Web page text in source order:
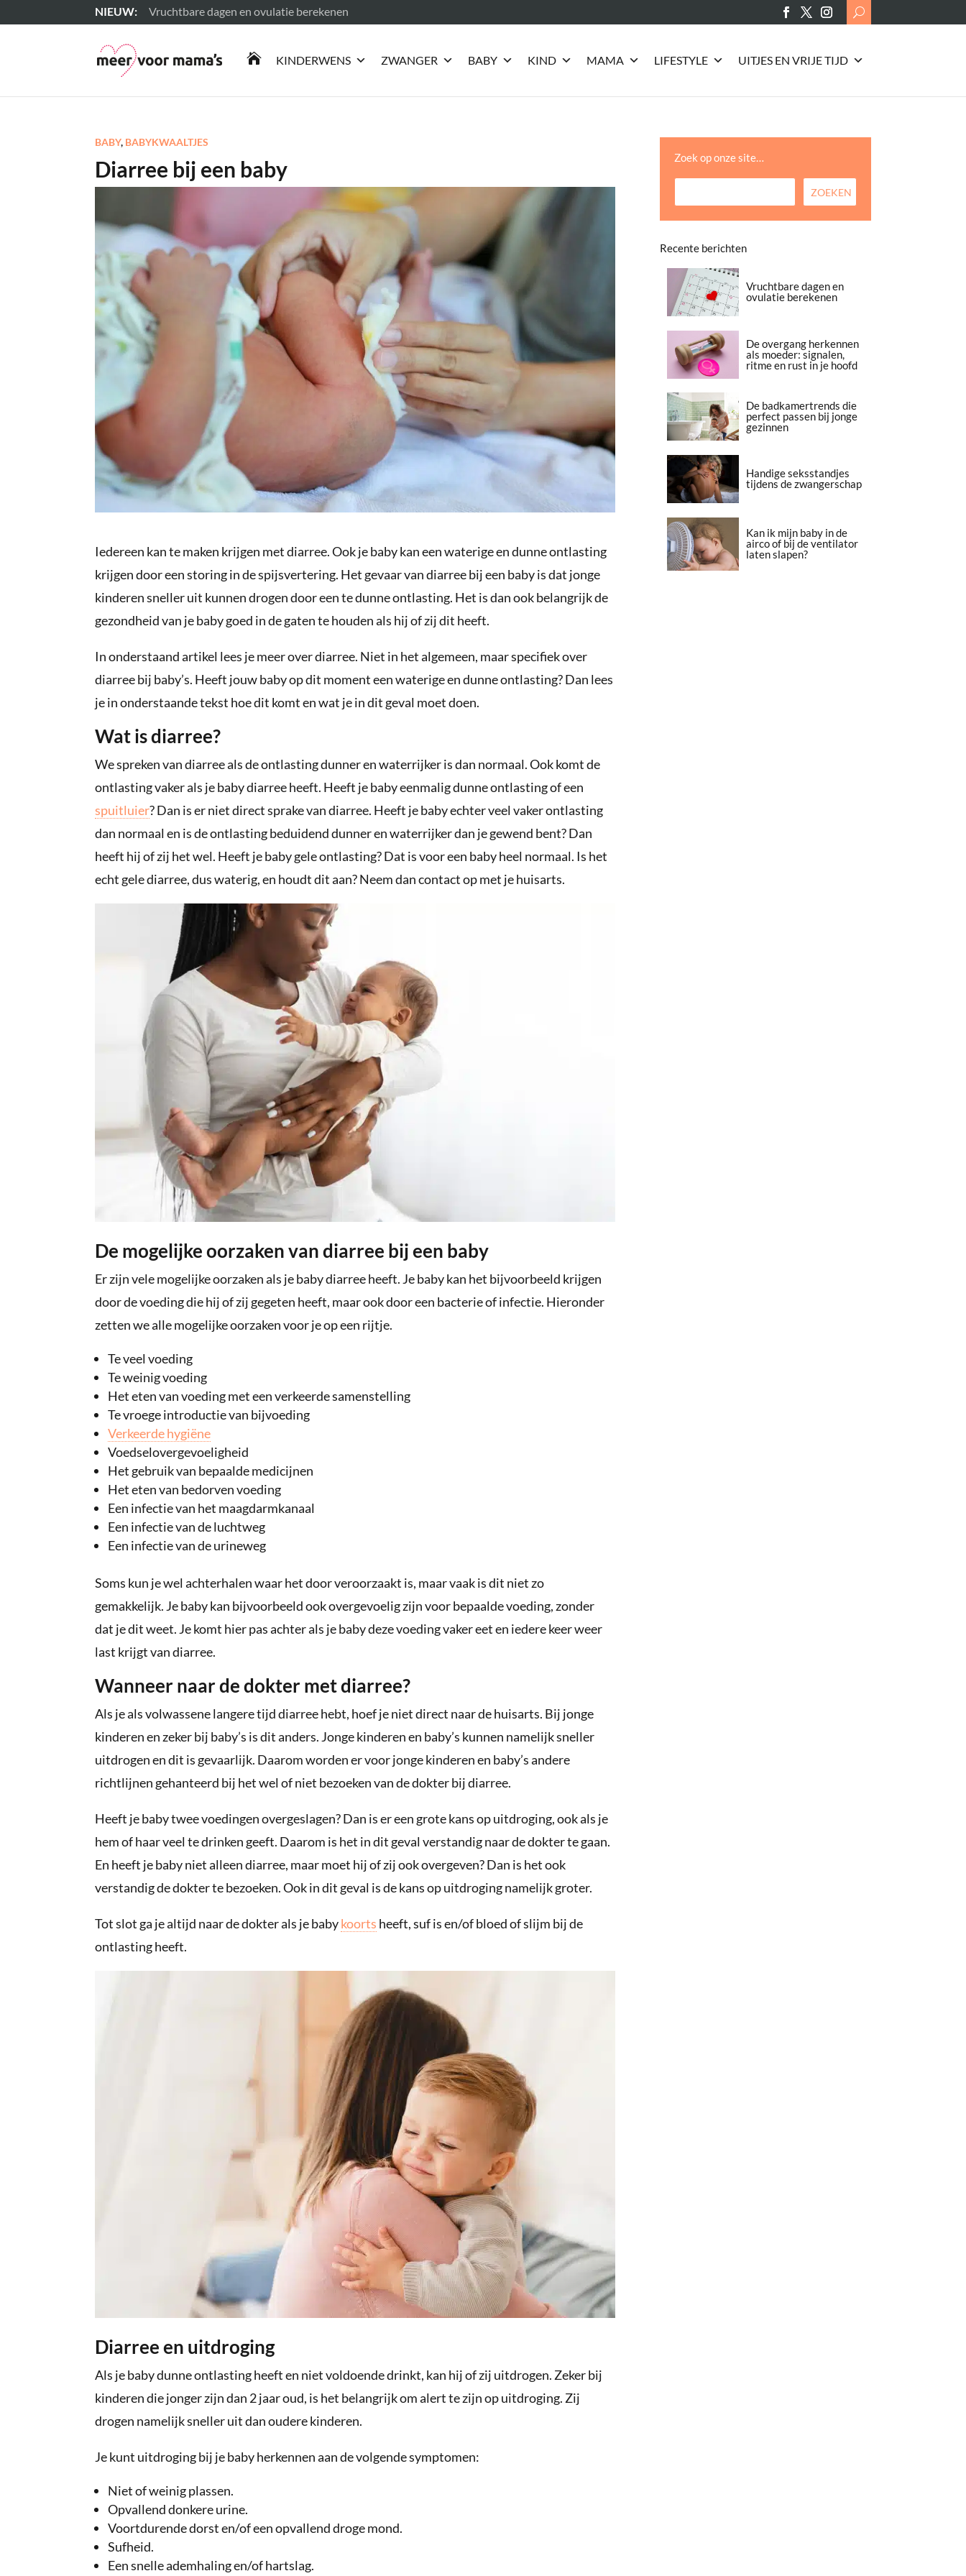
Vruchtbare dagen en ovulatie berekenen
Lees meer
Search
for:
 KINDERWENS ZWANGER BABY KIND MAMA LIFESTYLE UITJES EN VRIJE TIJD
BABY, BABYKWAALTJES
Diarree bij een baby
Iedereen kan te maken krijgen met diarree. Ook je baby kan een waterige en dunne ontlasting
krijgen door een storing in de spijsvertering. Het gevaar van diarree bij een baby is dat jonge
kinderen sneller uit kunnen drogen door een te dunne ontlasting. Het is dan ook belangrijk de
gezondheid van je baby goed in de gaten te houden als hij of zij dit heeft.
In onderstaand artikel lees je meer over diarree. Niet in het algemeen, maar specifiek over
diarree bij baby’s. Heeft jouw baby op dit moment een waterige en dunne ontlasting? Dan lees
je in onderstaande tekst hoe dit komt en wat je in dit geval moet doen.
Wat is diarree?
We spreken van diarree als de ontlasting dunner en waterrijker is dan normaal. Ook komt de
ontlasting vaker als je baby diarree heeft. Heeft je baby eenmalig dunne ontlasting of een
spuitluier? Dan is er niet direct sprake van diarree. Heeft je baby echter veel vaker ontlasting
dan normaal en is de ontlasting beduidend dunner en waterrijker dan je gewend bent? Dan
heeft hij of zij het wel. Heeft je baby gele ontlasting? Dat is voor een baby heel normaal. Is het
echt gele diarree, dus waterig, en houdt dit aan? Neem dan contact op met je huisarts.
De mogelijke oorzaken van diarree bij een baby
Er zijn vele mogelijke oorzaken als je baby diarree heeft. Je baby kan het bijvoorbeeld krijgen
door de voeding die hij of zij gegeten heeft, maar ook door een bacterie of infectie. Hieronder
zetten we alle mogelijke oorzaken voor je op een rijtje.
Te veel voeding
Te weinig voeding
Het eten van voeding met een verkeerde samenstelling
Te vroege introductie van bijvoeding
Verkeerde hygiëne
Voedselovergevoeligheid
Het gebruik van bepaalde medicijnen
Het eten van bedorven voeding
Een infectie van het maagdarmkanaal
Een infectie van de luchtweg
Een infectie van de urineweg
Soms kun je wel achterhalen waar het door veroorzaakt is, maar vaak is dit niet zo
gemakkelijk. Je baby kan bijvoorbeeld ook overgevoelig zijn voor bepaalde voeding, zonder
dat je dit weet. Je komt hier pas achter als je baby deze voeding vaker eet en iedere keer weer
last krijgt van diarree.
Wanneer naar de dokter met diarree?
Als je als volwassene langere tijd diarree hebt, hoef je niet direct naar de huisarts. Bij jonge
kinderen en zeker bij baby’s is dit anders. Jonge kinderen en baby’s kunnen namelijk sneller
uitdrogen en dit is gevaarlijk. Daarom worden er voor jonge kinderen en baby’s andere
richtlijnen gehanteerd bij het wel of niet bezoeken van de dokter bij diarree.
Heeft je baby twee voedingen overgeslagen? Dan is er een grote kans op uitdroging, ook als je
hem of haar veel te drinken geeft. Daarom is het in dit geval verstandig naar de dokter te gaan.
En heeft je baby niet alleen diarree, maar moet hij of zij ook overgeven? Dan is het ook
verstandig de dokter te bezoeken. Ook in dit geval is de kans op uitdroging namelijk groter.
Tot slot ga je altijd naar de dokter als je babykoorts heeft, suf is en/of bloed of slijm bij de
ontlasting heeft.
Diarree en uitdroging
Als je baby dunne ontlasting heeft en niet voldoende drinkt, kan hij of zij uitdrogen. Zeker bij
kinderen die jonger zijn dan 2 jaar oud, is het belangrijk om alert te zijn op uitdroging. Zij
drogen namelijk sneller uit dan oudere kinderen.
Je kunt uitdroging bij je baby herkennen aan de volgende symptomen:
Niet of weinig plassen.
Opvallend donkere urine.
Voortdurende dorst en/of een opvallend droge mond.
Sufheid.
Een snelle ademhaling en/of hartslag.
Zoek op onze site…
Recente berichten
Vruchtbare dagen en
ovulatie berekenen
De overgang herkennen
als moeder: signalen,
ritme en rust in je hoofd
De badkamertrends die
perfect passen bij jonge
gezinnen
Handige seksstandjes
tijdens de zwangerschap
Kan ik mijn baby in de
airco of bij de ventilator
laten slapen?